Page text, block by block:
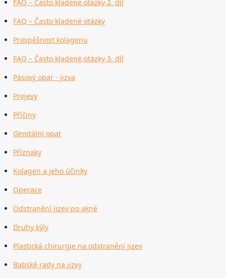
FAQ – Často kladené otázky 2. díl
FAQ – Často kladené otázky
Prospěšnost kolagenu
FAQ – Často kladené otázky 3. díl
Pásový opar - jizva
Projevy
Příčiny
Genitální opar
Příznaky
Kolagen a jeho účinky
Operace
Odstranění jizev po akné
Druhy kýly
Plastická chirurgie na odstranění jizev
Babské rady na jizvy